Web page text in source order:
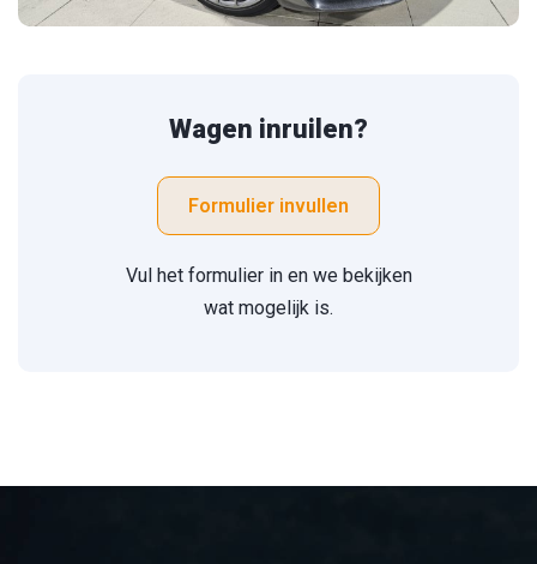
Wagen inruilen?
Formulier invullen
Vul het formulier in en we bekijken
wat mogelijk is.